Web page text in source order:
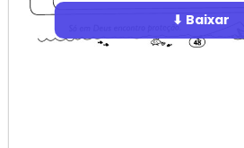
⬇ Baixar